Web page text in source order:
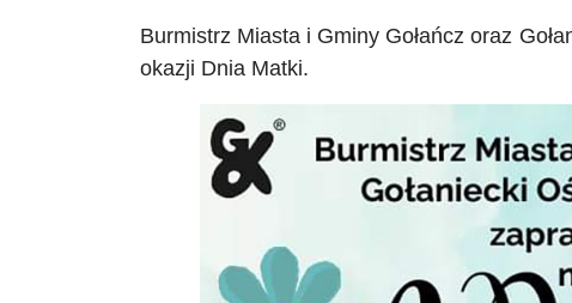
Burmistrz Miasta i Gminy Gołańcz oraz
okazji Dnia Matki.